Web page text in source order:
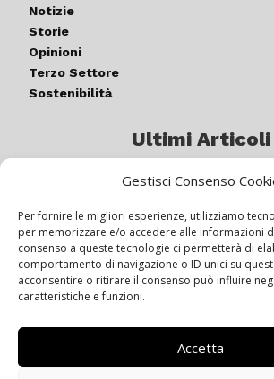
Gestisci Consenso
Per fornire le migliori esperienze, utilizziamo
per memorizzare e/o accedere alle informazioni
consenso a queste tecnologie ci permetterà di
comportamento di navigazione o ID unici su
acconsentire o ritirare il consenso può influire
caratteristiche e funzioni.
Accetta
Notizie
Storie
Opinioni
Terzo Settore
Sostenibilità
Ultimi Articoli
Germogli di luce: al
IL BEER GARDEN CON
Siamo pronti a